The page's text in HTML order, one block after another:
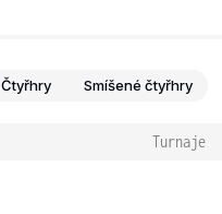
Čtyřhry Smíšené čtyřhry
Turnaje